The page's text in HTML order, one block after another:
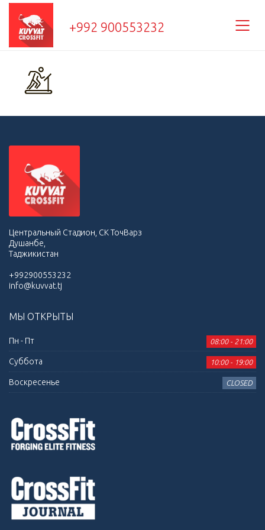
+992 900553232
Центральный Стадион, СК ТочВарз
Душанбе,
Таджикистан
+992900553232
info@kuvvat.tj
МЫ ОТКРЫТЫ
Пн - Пт 08:00 - 21:00
Суббота 10:00 - 19:00
Воскресенье CLOSED